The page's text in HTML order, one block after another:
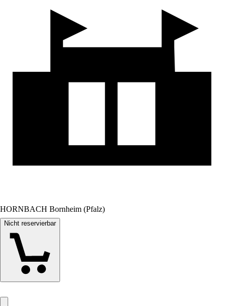
HORNBACH Bornheim (Pfalz)
Nicht reservierbar